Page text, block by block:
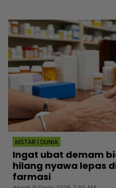
MSTAR | DUNIA
Ingat ubat demam
hilang nyawa lepas
farmasi